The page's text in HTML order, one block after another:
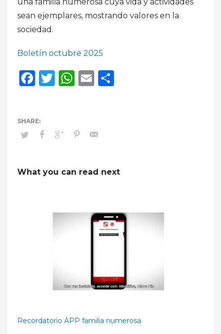
sean ejemplares, mostrando valores en la
sociedad.
Boletín octubre 2025
Facebook
Twitter
WhatsApp
Email
What you can read next
Recordatorio APP familia numerosa